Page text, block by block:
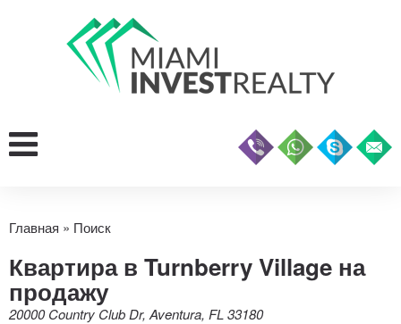
Главная » Поиск
Квартира в Turnberry Village на
продажу
20000 Country Club Dr, Aventura, FL 33180